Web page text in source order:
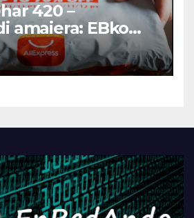
420 –
amaiera: EBko
berriak
AEBetako AAren
behin
bideojoko